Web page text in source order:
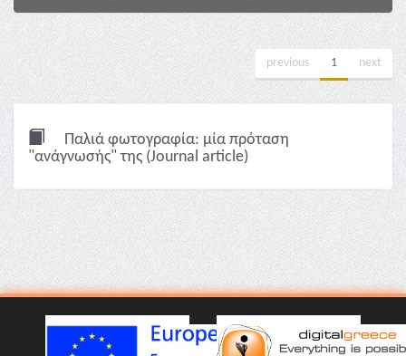
previous 1 next
Παλιά φωτογραφία: μία πρόταση
"ανάγνωσής" της (Journal article)